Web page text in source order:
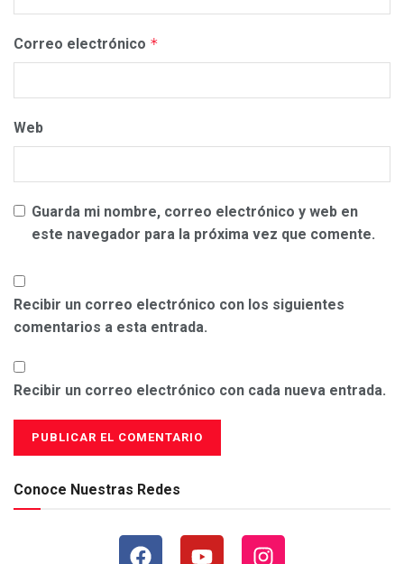
Correo electrónico *
Web
Guarda mi nombre, correo electrónico y web en
este navegador para la próxima vez que comente.
Recibir un correo electrónico con los siguientes
comentarios a esta entrada.
Recibir un correo electrónico con cada nueva entrada.
Conoce Nuestras Redes